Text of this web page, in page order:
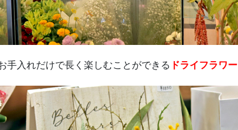
手入れだけで長く楽しむことができる ドライフラワー